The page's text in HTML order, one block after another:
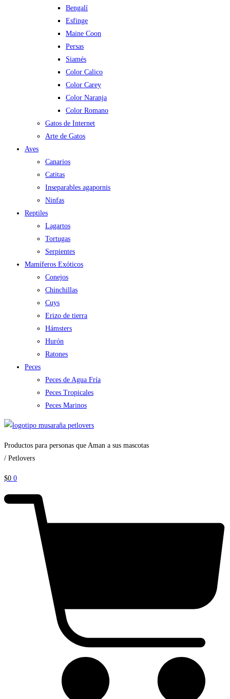
Bengalí
Esfinge
Maine Coon
Persas
Siamés
Color Calico
Color Carey
Color Naranja
Color Romano
Gatos de Internet
Arte de Gatos
Aves
Canarios
Catitas
Inseparables agapornis
Ninfas
Reptiles
Lagartos
Tortugas
Serpientes
Mamíferos Exóticos
Conejos
Chinchillas
Cuys
Erizo de tierra
Hámsters
Hurón
Ratones
Peces
Peces de Agua Fría
Peces Tropicales
Peces Marinos
Productos para personas que Aman a sus mascotas
/ Petlovers
$0 0